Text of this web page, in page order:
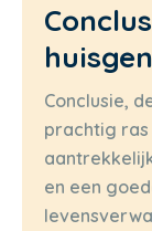
Conclusie,
prachtig ras
en een